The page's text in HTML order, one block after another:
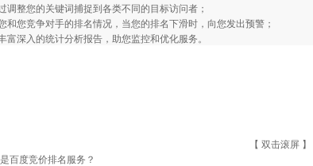
调整您的关键词捕捉到各类不同的目标访问者；
和您竞争对手的排名情况，当您的排名下滑时，向您发出预警；
富深入的统计分析报告，助您监控和优化服务。
【 双击滚屏
百度竞价排名服务？